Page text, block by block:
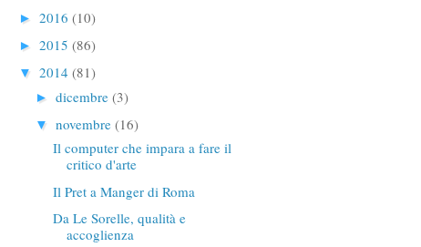
► 2016 (10)
► 2015 (86)
▼ 2014 (81)
► dicembre (3)
▼ novembre (16)
Il computer che impara a fare il
critico d'arte
Il Pret a Manger di Roma
Da Le Sorelle, qualità e
accoglienza